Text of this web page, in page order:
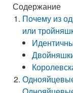
Содержание
Почему из
или